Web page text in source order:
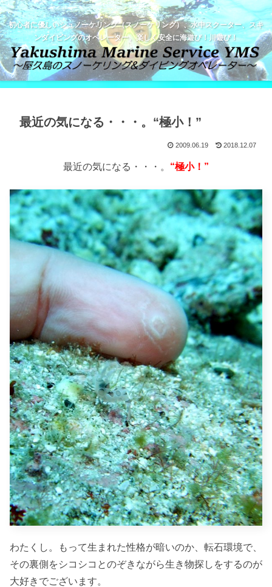
初心者に優しいシュノーケリング（スノーケリング）、水中スクーター、スキ
ンダイビングのオペレーター。楽しく安全に海遊び！川遊び！
最近の気になる・・・。“極小！”
2009.06.19 2018.12.07
最近の気になる・・・。 “極小！”
わたくし。もって生まれた性格が暗いのか、転石環境で、
その裏側をシコシコとのぞきながら生き物探しをするのが
大好きでございます。